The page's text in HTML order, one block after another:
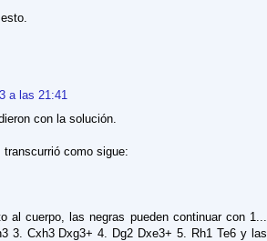
a las 21:41
con la solución.
transcurrió como sigue:
al cuerpo, las negras pueden continuar con 1...
3. Cxh3 Dxg3+ 4. Dg2 Dxe3+ 5. Rh1 Te6 y las